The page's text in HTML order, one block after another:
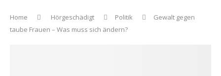
Home Hörgeschädigt Politik
Gewalt gegen
taube Frauen – Was muss sich ändern?